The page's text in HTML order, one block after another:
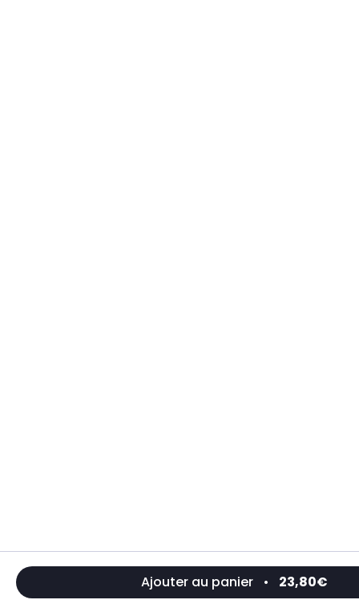
Ajouter au panier • 23,80€